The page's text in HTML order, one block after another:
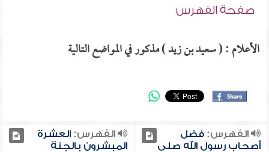
صفحة الفهرس
الأعلام : ( سعيد بن زيد ) مذكور في المواضع التالية
الفهرس:فضل
أصحاب رسول الله صلى
الفهرس:العشرة
المبشرون بالجنة